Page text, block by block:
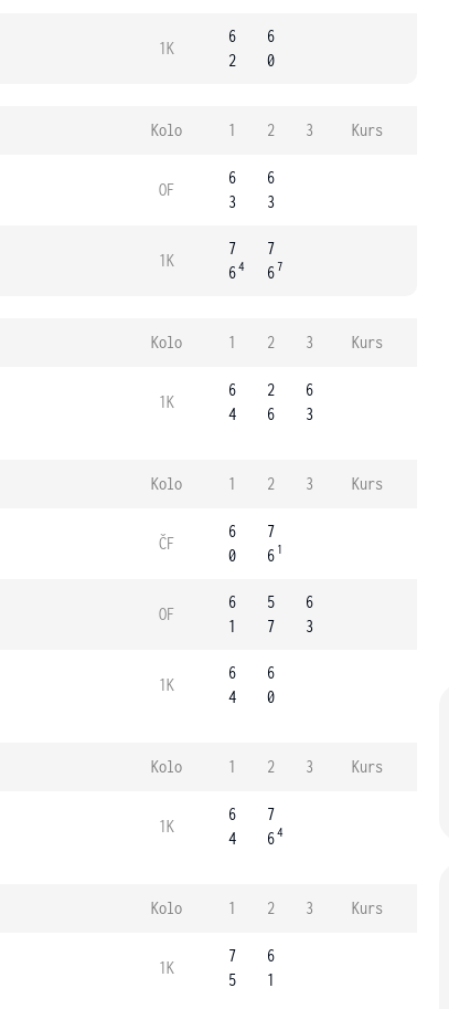
1K
6
2
6
0
Kolo 1 2 3 Kurs
OF
6
3
6
3
1K
7
64
7
67
Kolo 1 2 3 Kurs
1K
6
4
2
6
6
3
Kolo 1 2 3 Kurs
ČF
6
0
7
6 1
OF
6
1
5
7
6
3
1K
6
4
6
0
Kolo 1 2 3 Kurs
1K
6
4
7
64
Kolo 1 2 3 Kurs
1K
7
5
6
1